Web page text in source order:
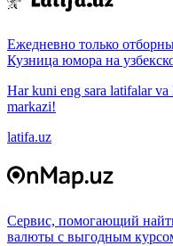
Ежедневно только
Кузница юмора на
Har kuni eng sara latifalar
markazi!
latifa.uz
Сервис, помогающий
валюты с выгодным